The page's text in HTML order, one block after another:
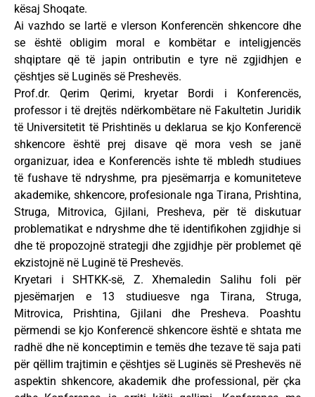
kësaj Shoqate.
Ai vazhdo se lartë e vlerson Konferencën shkencore dhe
se është obligim moral e kombëtar e inteligjencës
shqiptare që të japin ontributin e tyre në zgjidhjen e
çështjes së Luginës së Preshevës.
Prof.dr. Qerim Qerimi, kryetar Bordi i Konferencës,
professor i të drejtës ndërkombëtare në Fakultetin Juridik
të Universitetit të Prishtinës u deklarua se kjo Konferencë
shkencore është prej disave që mora vesh se janë
organizuar, idea e Konferencës ishte të mbledh studiues
të fushave të ndryshme, pra pjesëmarrja e komuniteteve
akademike, shkencore, profesionale nga Tirana, Prishtina,
Struga, Mitrovica, Gjilani, Presheva, për të diskutuar
problematikat e ndryshme dhe të identifikohen zgjidhje si
dhe të propozojnë strategji dhe zgjidhje për problemet që
ekzistojnë në Luginë të Preshevës.
Kryetari i SHTKK-së, Z. Xhemaledin Salihu foli për
pjesëmarjen e 13 studiuesve nga Tirana, Struga,
Mitrovica, Prishtina, Gjilani dhe Presheva. Poashtu
përmendi se kjo Konferencë shkencore është e shtata me
radhë dhe në konceptimin e temës dhe tezave të saja pati
për qëllim trajtimin e çështjes së Luginës së Preshevës në
aspektin shkencore, akademik dhe professional, për çka